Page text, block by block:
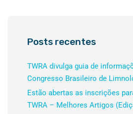
Posts recentes
TWRA divulga guia de
Congresso Brasileiro de
Estão abertas as inscrições
TWRA – Melhores Artigos